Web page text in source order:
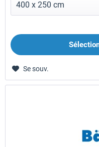
Se souv.